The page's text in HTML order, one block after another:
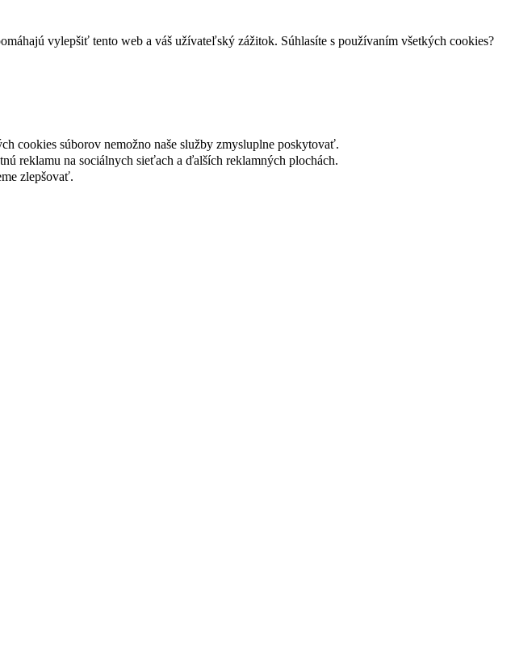
vylepšiť tento web a váš užívateľský zážitok. Súhlasíte s používaním všetkých cookies?
cookies súborov nemožno naše služby zmysluplne poskytovať.
reklamu na sociálnych sieťach a ďalších reklamných plochách.
zlepšovať.